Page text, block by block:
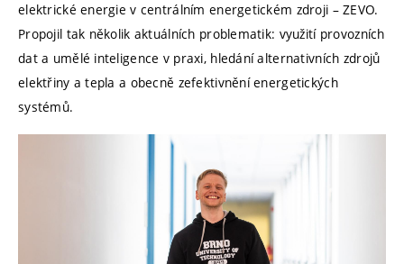
elektrické energie v centrálním energetickém zdroji – ZEVO.
Propojil tak několik aktuálních problematik: využití provozních
dat a umělé inteligence v praxi, hledání alternativních zdrojů
elektřiny a tepla a obecně zefektivnění energetických
systémů.